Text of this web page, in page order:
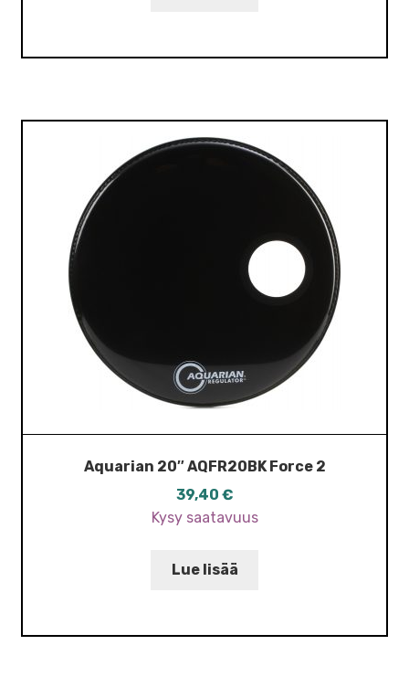
Aquarian 20″ AQFR20BK Force 2
39,40 €
Kysy saatavuus
Lue lisää